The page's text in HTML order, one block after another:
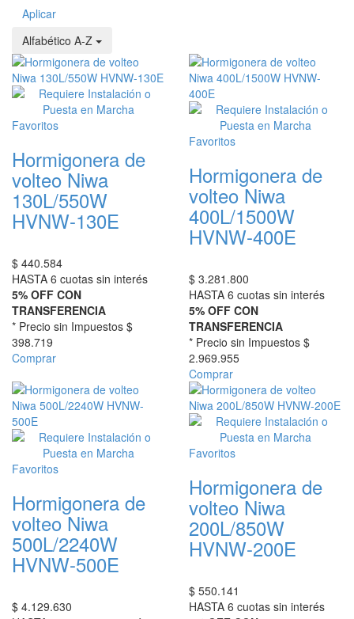
Aplicar
Alfabético A-Z
Favoritos
Hormigonera de
volteo Niwa
130L/550W
HVNW-130E
$ 440.584
HASTA 6 cuotas sin interés
5% OFF CON
TRANSFERENCIA
* Precio sin Impuestos $
398.719
Comprar
Favoritos
Hormigonera de
volteo Niwa
400L/1500W
HVNW-400E
$ 3.281.800
HASTA 6 cuotas sin interés
5% OFF CON
TRANSFERENCIA
* Precio sin Impuestos $
2.969.955
Comprar
Favoritos
Hormigonera de
volteo Niwa
500L/2240W
HVNW-500E
$ 4.129.630
Favoritos
Hormigonera de
volteo Niwa
200L/850W
HVNW-200E
$ 550.141
HASTA 6 cuotas sin interés